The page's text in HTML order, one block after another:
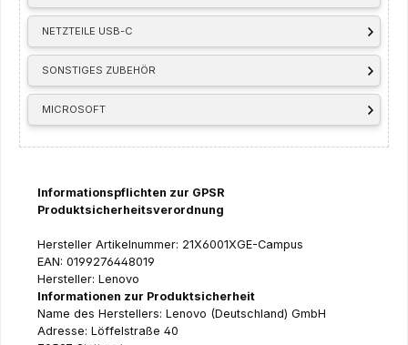
NETZTEILE USB-C
SONSTIGES ZUBEHÖR
MICROSOFT
Informationspflichten zur GPSR
Produktsicherheitsverordnung
Hersteller Artikelnummer: 21X6001XGE-Campus
EAN: 0199276448019
Hersteller: Lenovo
Informationen zur Produktsicherheit
Name des Herstellers: Lenovo (Deutschland) GmbH
Adresse: Löffelstraße 40